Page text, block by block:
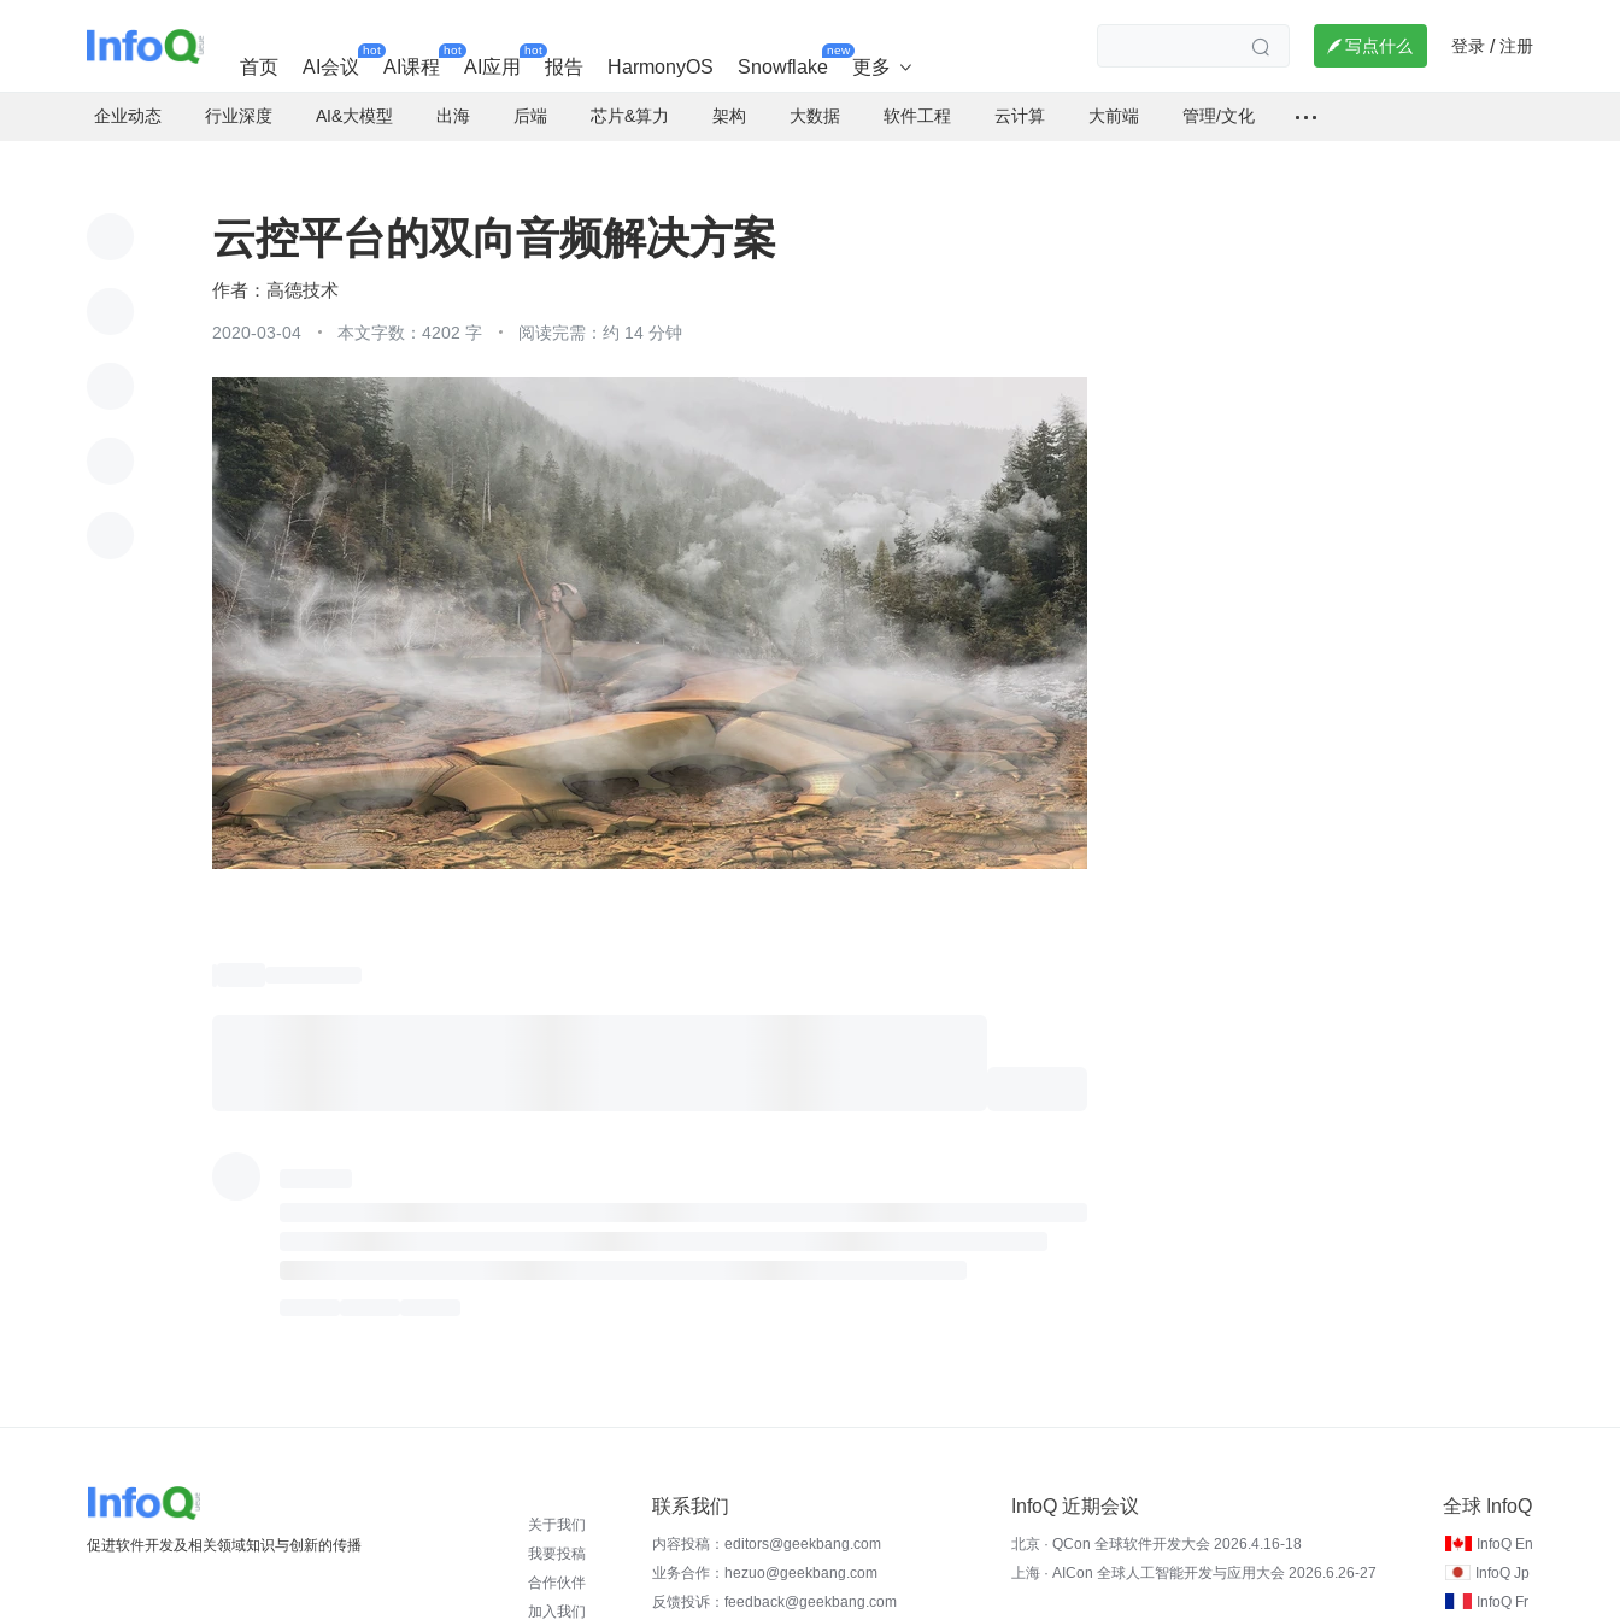
首页 AI会议
hot
AI课程
hot
AI应用
hot
报告 HarmonyOS Snowflake
new
更多 
  写点什么 登录 / 注册
企业动态 行业深度 AI&大模型 出海 后端 芯片&算力 架构 大数据 软件工程 云计算 大前端 管理/文化
云控平台的双向音频解决方案
高德技术
2020-03-04 本文字数：4202 字 阅读完需：约 14 分钟
促进软件开发及相关领域知识与创新的传播
关于我们
我要投稿
合作伙伴
加入我们
联系我们
内容投稿：editors@geekbang.com
业务合作：hezuo@geekbang.com
反馈投诉：feedback@geekbang.com
InfoQ 近期会议
北京 · QCon 全球软件开发大会 2026.4.16-18
上海 · AICon 全球人工智能开发与应用大会 2026.6.26-27
全球 InfoQ
InfoQ En
InfoQ Jp
InfoQ Fr